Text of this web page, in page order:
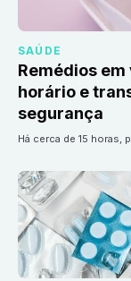
SAÚDE
Remédios
horário e
segurança
há cerca de 15 horas,